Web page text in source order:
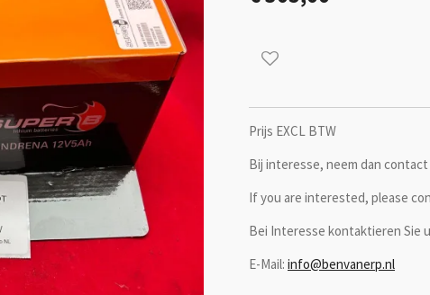
Prijs EXCL BTW
Bij interesse, neem dan contact
If you are interested, please
Bei Interesse kontaktieren Sie
E-Mail: info@benvanerp.nl